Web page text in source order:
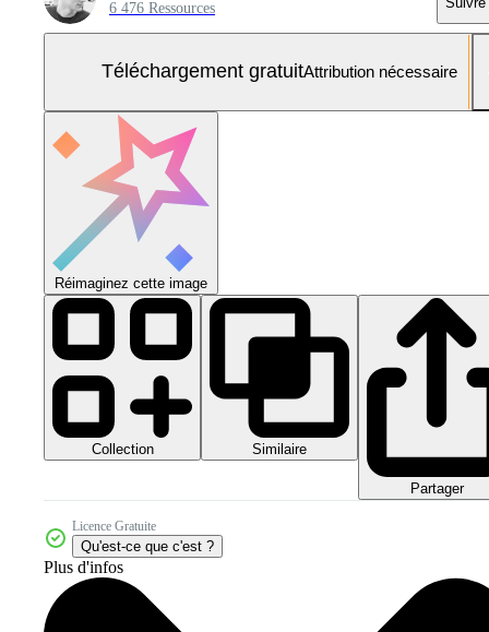
6 476 Ressources
Téléchargement gratuitAttribution nécessaire
Réimaginez cette image
Collection Similaire
Partager
Licence Gratuite
Qu'est-ce que c'est ?
Plus d'infos